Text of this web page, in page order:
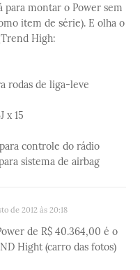
para montar o Power sem
item de série). E olha o
High:
rodas de liga-leve
x 15
controle do rádio
sistema de airbag
de 2012 às 20:18
de R$ 40.364,00 é o
Hight (carro das fotos)